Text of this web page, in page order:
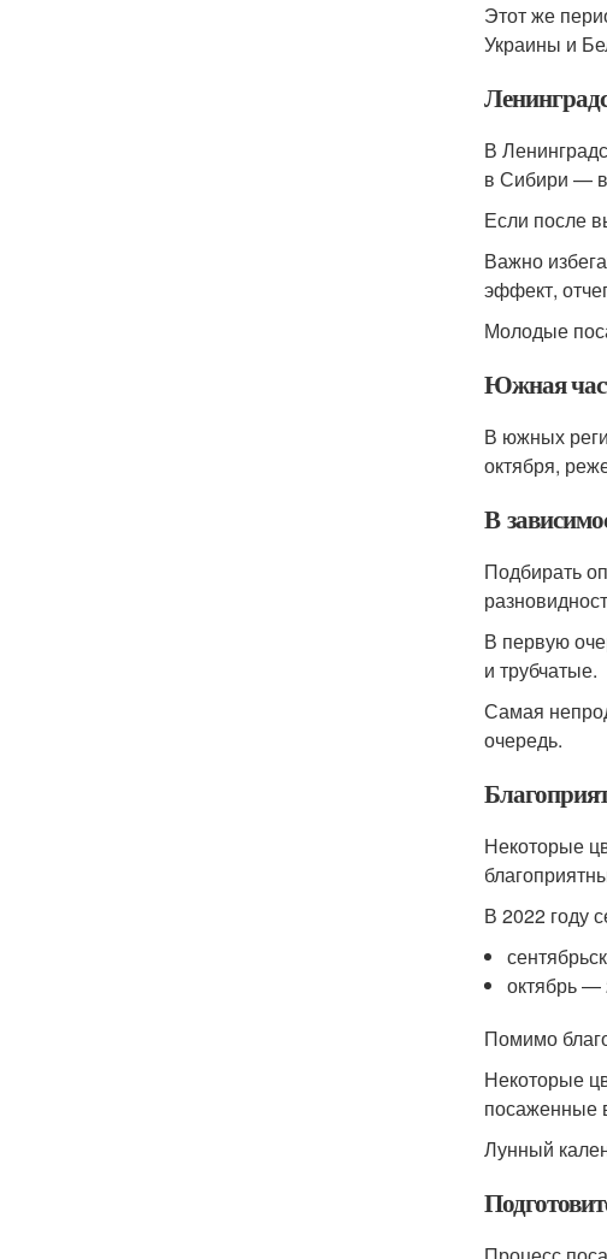
Этот же
Украины и
В
в Сибири —
Если после
Важно
эффект,
Молодые
Южная
В южных
октября,
В
Подбирать
В первую
и трубчатые.
Самая
очередь.
Некоторые
В 2022 году
октябрь —
Помимо
Некоторые
посаженные
Лунный